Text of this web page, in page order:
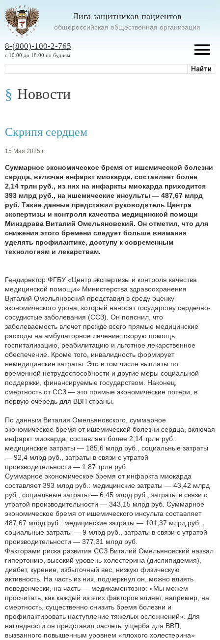
Лига защитников пациентов
oбщероссийская общественная организация
8-(800)-100-2-765
с 10:00 до 18:00 по будням
Новости
Скрипя сердцем
15 Мая 2025 г.
Суммарное экономическое бремя от ишемической болезни
сердца, включая инфаркт миокарда, составляет более
2,14 трлн руб., из них на инфаркты миокарда приходится
393 млрд руб., на ишемические инсульты — 487,67 млрд
руб. Такие данные представил руководитель Центра
экспертизы и контроля качества медицинской помощи
Минздрава Виталий Омельяновский. Он отметил, что для
снижения этого бремени следует больше внимания
уделять профилактике, доступу к современным
технологиям и лекарствам.
Гендиректор ФГБУ «Центр экспертизы и контроля качества
медицинской помощи» Министерства здравоохранения
Виталий Омельяновский представил в среду оценку
экономического урона, который наносят государству сердечно-
сосудистые заболевания (ССЗ). Он пояснил, что
заболеваемость влечет прежде всего прямые медицинские
расходы на амбулаторное лечение, скорую помощь,
госпитализацию, реабилитацию и льготное лекарственное
обеспечение. Кроме того, инвалидность формирует
немедицинские затраты. Это в том числе выплаты по
временной нетрудоспособности и другие меры социальной
поддержки, финансируемые государством. Наконец,
смертность от ССЗ — это прямые экономические потери, в
первую очередь для ВВП страны.
По данным Виталия Омельяновского, суммарное
экономическое бремя от ишемической болезни сердца, включая
инфаркт миокарда, составляет более 2,14 трлн руб.:
медицинские затраты — 185,6 млрд руб., социальные затраты
— 92,4 млрд руб., затраты в связи с утратой
производительности — 1,87 трлн руб.
Суммарное экономическое бремя от инфаркта миокарда
составляет 393 млрд руб.: медицинские затраты — 43,42 млрд
руб., социальные затраты — 6,45 млрд руб., затраты в связи с
утратой производительности — 343,15 млрд руб. Суммарное
экономическое бремя от ишемического инсульта составляет
487,67 млрд руб.: медицинские затраты — 101,37 млрд руб.,
социальные затраты — 9 млрд руб., затраты в связи с утратой
производительности — 377,31 млрд руб.
Факторами риска развития ССЗ Виталий Омельяновский назвал
гипертонию, высокий уровень холестерина (дислипидемия),
диабет, курение, избыточный вес, низкую физическую
активность. На часть из них, подчеркнул он, можно влиять
поведенчески, на часть — медикаментозно: «Мы можем
просчитать, как каждый из этих факторов влияет, например, на
смертность, существенно снизить бремя болезни и
профилактировать наступление тяжелых осложнений». Для
наглядности он представил расчеты ущерба для ВВП,
вызванного повышенным уровнем «плохого холестерина»